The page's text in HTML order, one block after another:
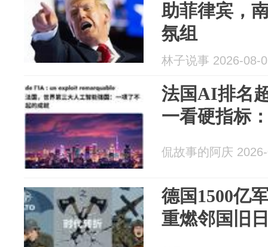
助菲律宾，
氛组
林子说事 2026-08-
法国AI排名
一看硬指标
侃故事的阿庆
德国1500亿
重燃邻国旧